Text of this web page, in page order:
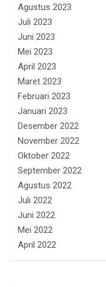
Agustus 2023
Juli 2023
Juni 2023
Mei 2023
April 2023
Maret 2023
Februari 2023
Januari 2023
Desember 2022
November 2022
Oktober 2022
September 2022
Agustus 2022
Juli 2022
Juni 2022
Mei 2022
April 2022